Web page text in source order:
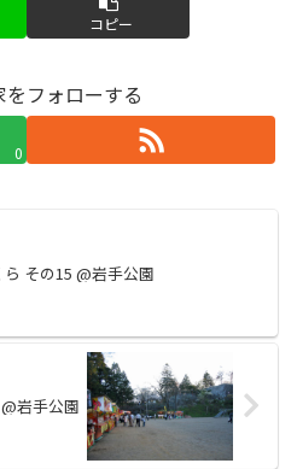
コピー
フォローする
0
ら その15 @岩手公園
岩手公園